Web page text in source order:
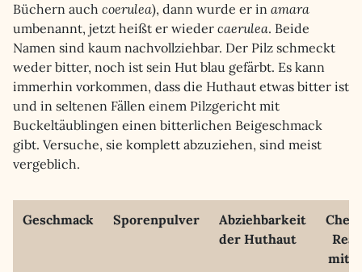
Büchern auch coerulea), dann wurde er in amara
umbenannt, jetzt heißt er wieder caerulea. Beide
Namen sind kaum nachvollziehbar. Der Pilz schmeckt
weder bitter, noch ist sein Hut blau gefärbt. Es kann
immerhin vorkommen, dass die Huthaut etwas bitter ist
und in seltenen Fällen einem Pilzgericht mit
Buckeltäublingen einen bitterlichen Beigeschmack
gibt. Versuche, sie komplett abzuziehen, sind meist
vergeblich.
Geschmack Sporenpulver
Abziehbarkeit
der Huthaut
mit